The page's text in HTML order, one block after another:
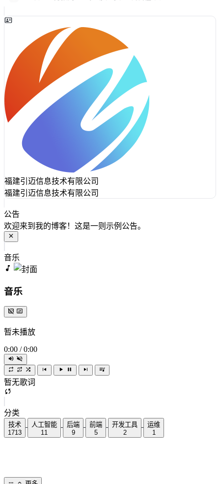
福建引迈信息技术有限公司
福建引迈信息技术有限公司
公告
欢迎来到我的博客！这是一则示例公告。
音乐
音乐
暂未播放
0:00 / 0:00
暂无歌词
分类
技术
1713
人工智能
11
后端
9
前端
5
开发工具
2
运维
1